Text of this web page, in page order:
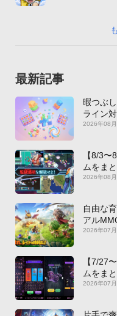
最新記事
暇つぶ
ライン
2026年08
【8/3
ムをま
2026年08
自由な
アル
新作
2026年07
【7/27
ムをま
2026年07